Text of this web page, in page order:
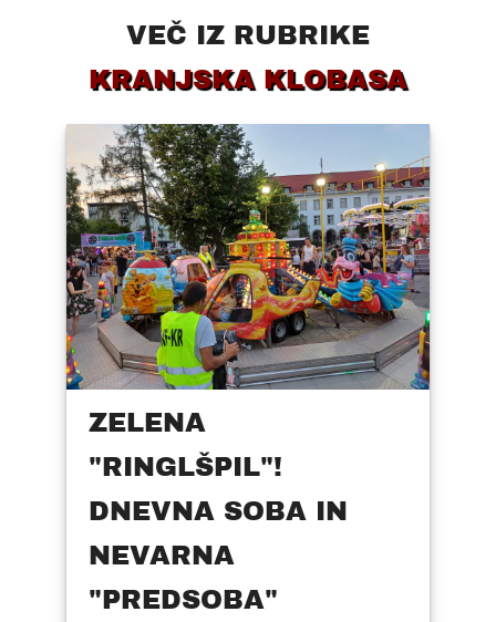
VEČ IZ RUBRIKE
KRANJSKA KLOBASA
ZELENA
"RINGLŠPIL"!
DNEVNA SOBA IN
NEVARNA
"PREDSOBA"